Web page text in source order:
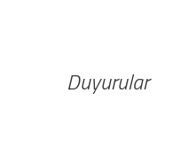
Duyurular